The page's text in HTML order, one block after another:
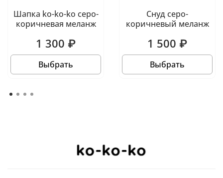
Шапка ko-ko-ko серо-
коричневая меланж
1 300 ₽
Выбрать
Снуд серо-
коричневый меланж
1 500 ₽
Выбрать